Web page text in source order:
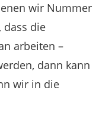
wir Nummer
dass die
arbeiten –
dann kann
wir in die